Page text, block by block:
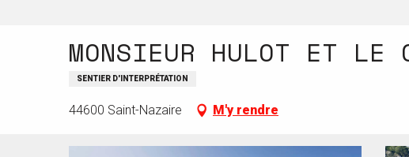
MONSIEUR HULOT ET LE
SENTIER D'INTERPRÉTATION
44600 Saint-Nazaire M'y rendre